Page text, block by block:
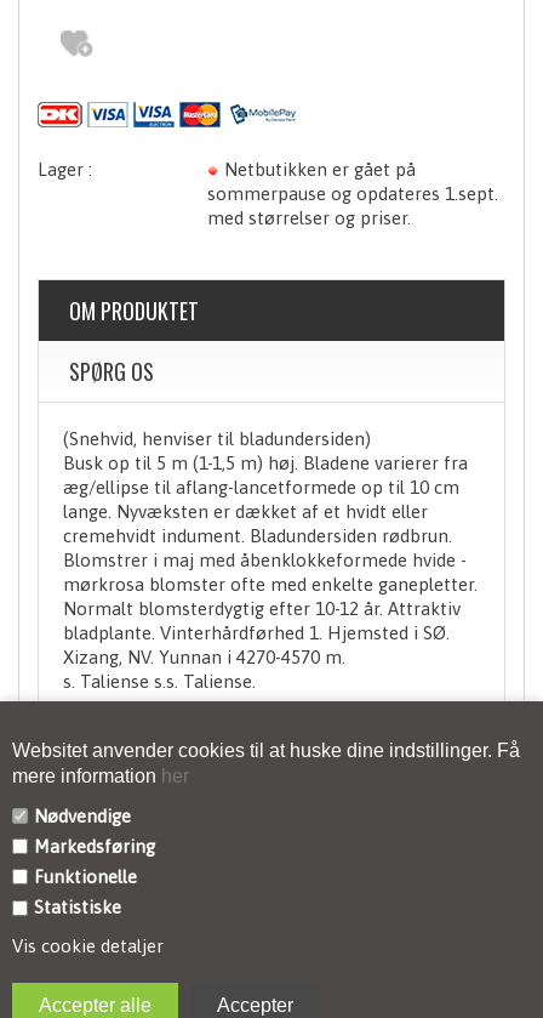
Websitet anvender cookies til at huske dine indstillinger. Få
mere information her
Nødvendige
Markedsføring
Funktionelle
Statistiske
Vis cookie detaljer
Netbutikken er gået på
sommerpause og opdateres 1.sept.
med størrelser og priser.
OM PRODUKTET
SPØRG OS
(Snehvid, henviser til bladundersiden)
Busk op til 5 m (1-1,5 m) høj. Bladene varierer fra
æg/ellipse til aflang-lancetformede op til 10 cm
lange. Nyvæksten er dækket af et hvidt eller
cremehvidt indument. Bladundersiden rødbrun.
Blomstrer i maj med åbenklokkeformede hvide -
mørkrosa blomster ofte med enkelte ganepletter.
Normalt blomsterdygtig efter 10-12 år. Attraktiv
bladplante. Vinterhårdførhed 1. Hjemsted i SØ.
Xizang, NV. Yunnan i 4270-4570 m.
s. Taliense s.s. Taliense.
KONTAKT
INFORMATION
NYHEDSBREV